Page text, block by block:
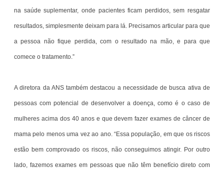
na saúde suplementar, onde pacientes ficam perdidos, sem resgatar
resultados, simplesmente deixam para lá. Precisamos articular para que
a pessoa não fique perdida, com o resultado na mão, e para que
comece o tratamento.”
A diretora da ANS também destacou a necessidade de busca ativa de
pessoas com potencial de desenvolver a doença, como é o caso de
mulheres acima dos 40 anos e que devem fazer exames de câncer de
mama pelo menos uma vez ao ano. “Essa população, em que os riscos
estão bem comprovado os riscos, não conseguimos atingir. Por outro
lado, fazemos exames em pessoas que não têm benefício direto com